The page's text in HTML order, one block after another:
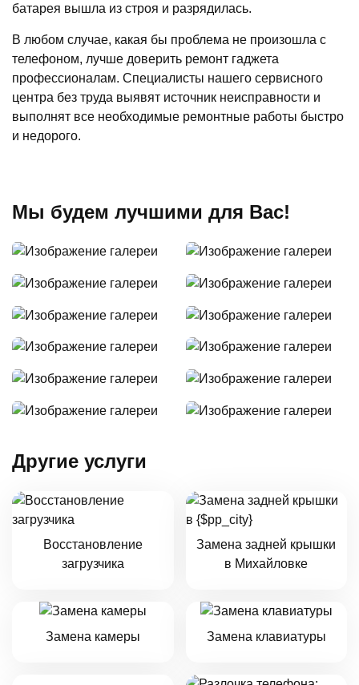
батарея вышла из строя и разрядилась.
В любом случае, какая бы проблема не произошла с
телефоном, лучше доверить ремонт гаджета
профессионалам. Специалисты нашего сервисного
центра без труда выявят источник неисправности и
выполнят все необходимые ремонтные работы быстро
и недорого.
Мы будем лучшими для Вас!
Другие услуги
Восстановление
загрузчика
Замена задней крышки
в Михайловке
Замена камеры Замена клавиатуры